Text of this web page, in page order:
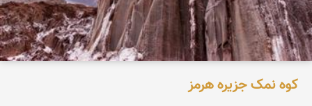
کوه نمک جزیره هرمز